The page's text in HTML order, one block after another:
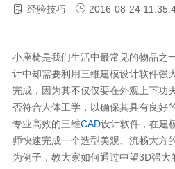
经验技巧 2016-08-24
小座椅是我们生活中最常见的物品之
计中却需要利用三维建模设计软件强
完成，因为其不仅仅要在外观上下功
否符合人体工学，以确保其具有良好
专业高效的三维CAD设计软件，在建
师快速完成一个造型美观、流畅大方
为例子，教大家如何通过中望3D强大